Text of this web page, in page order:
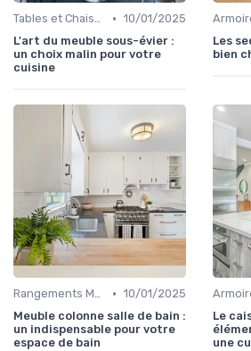
Tables et Chaises • 10/01/2025
L'art du meuble sous-évier :
un choix malin pour votre
cuisine
Les
bien
Rangements Muraux et Étagères • 10/01/2025
Meuble colonne salle de bain :
un indispensable pour votre
espace de bain
Le
une